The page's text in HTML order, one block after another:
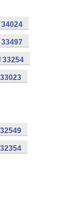
33254